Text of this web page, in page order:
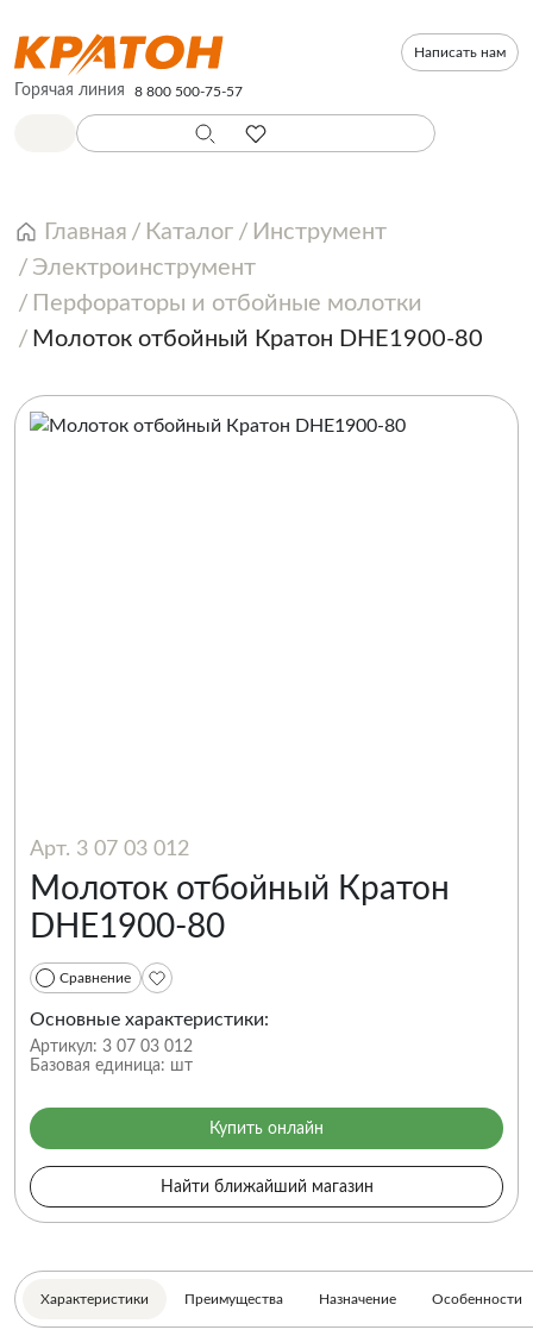
Написать нам
Горячая линия 8 800 500-75-57
Главная Каталог
Инструмент
Электроинструмент
Перфораторы и отбойные молотки
Молоток отбойный Кратон DHE1900-80
Арт. 3 07 03 012
Молоток отбойный Кратон
DHE1900-80
Сравнение
Основные характеристики:
Артикул: 3 07 03 012
Базовая единица: шт
Купить онлайн
Найти ближайший магазин
Характеристики Преимущества Назначение Особенности